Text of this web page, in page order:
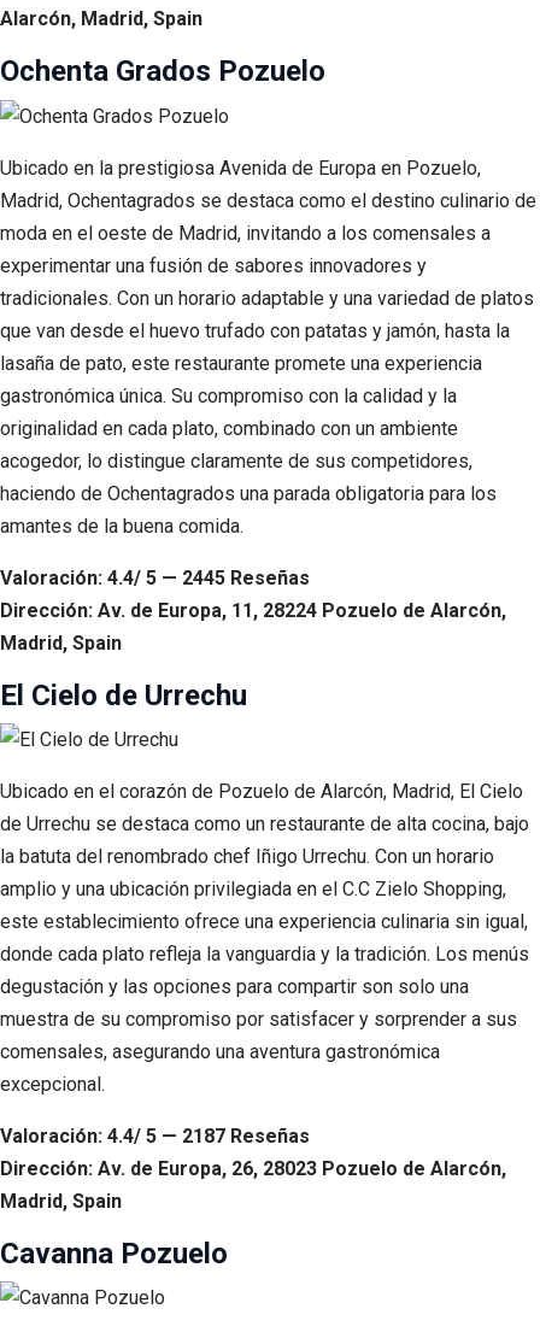
Alarcón, Madrid, Spain
Ochenta Grados Pozuelo
Ubicado en la prestigiosa Avenida de Europa en Pozuelo,
Madrid, Ochentagrados se destaca como el destino culinario de
moda en el oeste de Madrid, invitando a los comensales a
experimentar una fusión de sabores innovadores y
tradicionales. Con un horario adaptable y una variedad de platos
que van desde el huevo trufado con patatas y jamón, hasta la
lasaña de pato, este restaurante promete una experiencia
gastronómica única. Su compromiso con la calidad y la
originalidad en cada plato, combinado con un ambiente
acogedor, lo distingue claramente de sus competidores,
haciendo de Ochentagrados una parada obligatoria para los
amantes de la buena comida.
Valoración: 4.4/ 5 — 2445 Reseñas
Dirección: Av. de Europa, 11, 28224 Pozuelo de Alarcón,
Madrid, Spain
El Cielo de Urrechu
Ubicado en el corazón de Pozuelo de Alarcón, Madrid, El Cielo
de Urrechu se destaca como un restaurante de alta cocina, bajo
la batuta del renombrado chef Iñigo Urrechu. Con un horario
amplio y una ubicación privilegiada en el C.C Zielo Shopping,
este establecimiento ofrece una experiencia culinaria sin igual,
donde cada plato refleja la vanguardia y la tradición. Los menús
degustación y las opciones para compartir son solo una
muestra de su compromiso por satisfacer y sorprender a sus
comensales, asegurando una aventura gastronómica
excepcional.
Valoración: 4.4/ 5 — 2187 Reseñas
Dirección: Av. de Europa, 26, 28023 Pozuelo de Alarcón,
Madrid, Spain
Cavanna Pozuelo